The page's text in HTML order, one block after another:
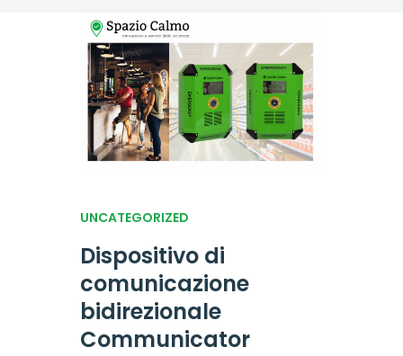
UNCATEGORIZED
Dispositivo di
comunicazione
bidirezionale
Communicator